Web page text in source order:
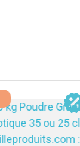
-10%